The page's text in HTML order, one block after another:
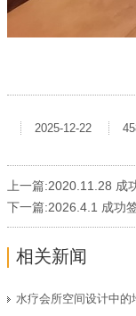
2025-12-22
上一篇:2020.11.28 成功签约北京高端派
下一篇:2026.4.1 成功签约马来西亚6000平大
相关新闻
水疗会所空间设计中